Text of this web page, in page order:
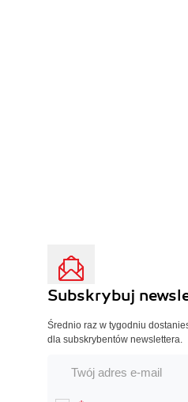
Subskrybuj
Średnio raz w tygodniu
dla subskrybentów newslettera.